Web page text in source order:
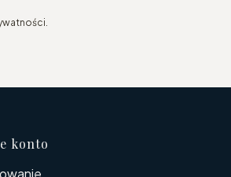
konto